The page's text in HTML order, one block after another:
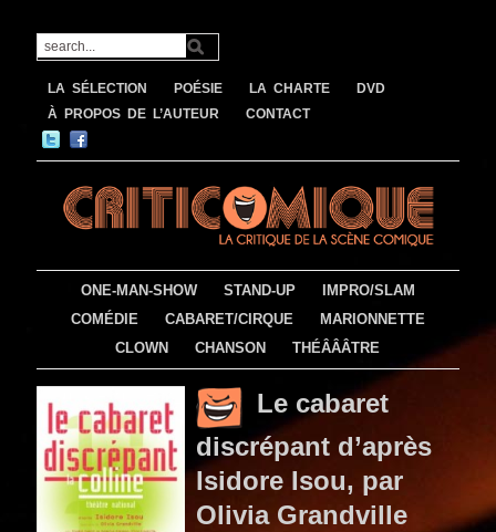
LA SÉLECTION POÉSIE LA CHARTE
DVD
À PROPOS DE L’AUTEUR
CONTACT
ONE-MAN-SHOW STAND-UP
IMPRO/SLAM
COMÉDIE
CABARET/CIRQUE
MARIONNETTE
CLOWN
CHANSON THÉÂÂÂTRE
Le cabaret
discrépant d’après
Isidore Isou, par
Olivia Grandville